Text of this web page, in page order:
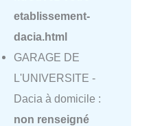
etablissement-
dacia.html
GARAGE DE
L'UNIVERSITE -
Dacia à domicile :
non renseigné